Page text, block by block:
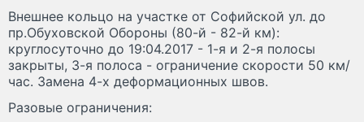
Внешнее кольцо на участке от Софийской ул. до
пр.Обуховской Обороны (80-й - 82-й км):
круглосуточно до 19:04.2017 - 1-я и 2-я полосы
закрыты, 3-я полоса - ограничение скорости 50 км/
час. Замена 4-х деформационных швов.
Разовые ограничения: